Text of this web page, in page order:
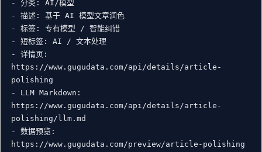
- 分类: AI/模型
- 描述: 基于 AI 模型文章润色
- 标签: 专有模型 / 智能纠错
- 短标签: AI / 文本处理
- 详情页:
https://www.gugudata.com/api/details/article-
polishing
- LLM Markdown:
https://www.gugudata.com/api/details/article-
polishing/llm.md
- 数据预览:
https://www.gugudata.com/preview/article-polishing